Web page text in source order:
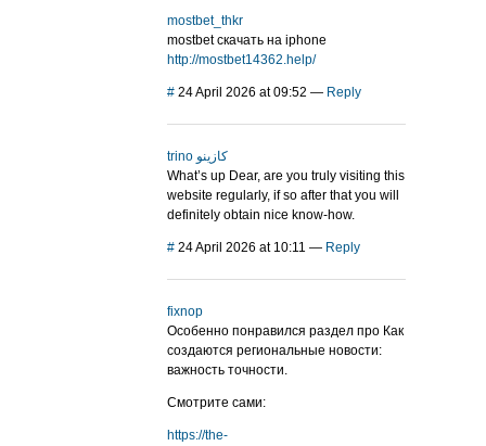
mostbet_thkr
mostbet скачать на iphone
http://mostbet14362.help/
# 24 April 2026 at 09:52 — Reply
trino كازينو
What’s up Dear, are you truly visiting this
website regularly, if so after that you will
definitely obtain nice know-how.
# 24 April 2026 at 10:11 — Reply
fixnop
Особенно понравился раздел про Как
создаются региональные новости:
важность точности.
Смотрите сами:
https://the-